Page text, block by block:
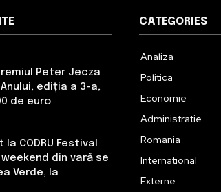
Peter Jecza
ediția a 3-a,
de euro
CODRU Festival
din vară se
Verde, la
CATEGORIES
Analiza
Politica
Economie
Administratie
Romania
International
Externe